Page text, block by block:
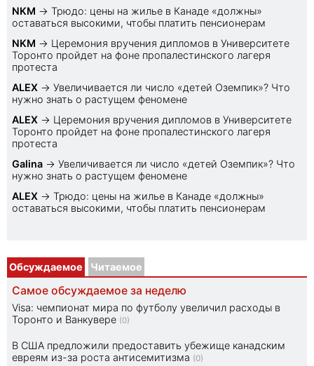
NKM → Трюдо: цены на жилье в Канаде «должны»
оставаться высокими, чтобы платить пенсионерам
NKM → Церемония вручения дипломов в Университете
Торонто пройдет на фоне пропалестинского лагеря
протеста
ALEX → Увеличивается ли число «детей Оземпик»? Что
нужно знать о растущем феномене
ALEX → Церемония вручения дипломов в Университете
Торонто пройдет на фоне пропалестинского лагеря
протеста
Galina → Увеличивается ли число «детей Оземпик»? Что
нужно знать о растущем феномене
ALEX → Трюдо: цены на жилье в Канаде «должны»
оставаться высокими, чтобы платить пенсионерам
Обсуждаемое Читаемое
Самое обсуждаемое за неделю
Visa: чемпионат мира по футболу увеличил расходы в
Торонто и Ванкувере (0)
В США предложили предоставить убежище канадским
евреям из-за роста антисемитизма (0)